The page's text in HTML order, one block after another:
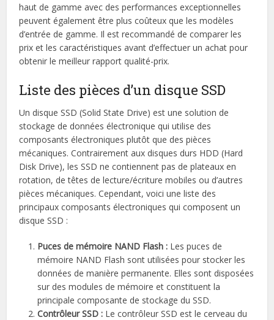
haut de gamme avec des performances exceptionnelles
peuvent également être plus coûteux que les modèles
d’entrée de gamme. Il est recommandé de comparer les
prix et les caractéristiques avant d’effectuer un achat pour
obtenir le meilleur rapport qualité-prix.
Liste des pièces d’un disque SSD
Un disque SSD (Solid State Drive) est une solution de
stockage de données électronique qui utilise des
composants électroniques plutôt que des pièces
mécaniques. Contrairement aux disques durs HDD (Hard
Disk Drive), les SSD ne contiennent pas de plateaux en
rotation, de têtes de lecture/écriture mobiles ou d’autres
pièces mécaniques. Cependant, voici une liste des
principaux composants électroniques qui composent un
disque SSD :
Puces de mémoire NAND Flash : Les puces de
mémoire NAND Flash sont utilisées pour stocker les
données de manière permanente. Elles sont disposées
sur des modules de mémoire et constituent la
principale composante de stockage du SSD.
Contrôleur SSD : Le contrôleur SSD est le cerveau du